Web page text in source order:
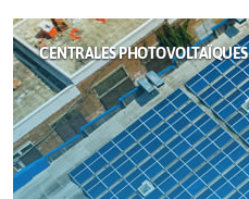
CENTRALES PHOTOVOLTAÏQUES